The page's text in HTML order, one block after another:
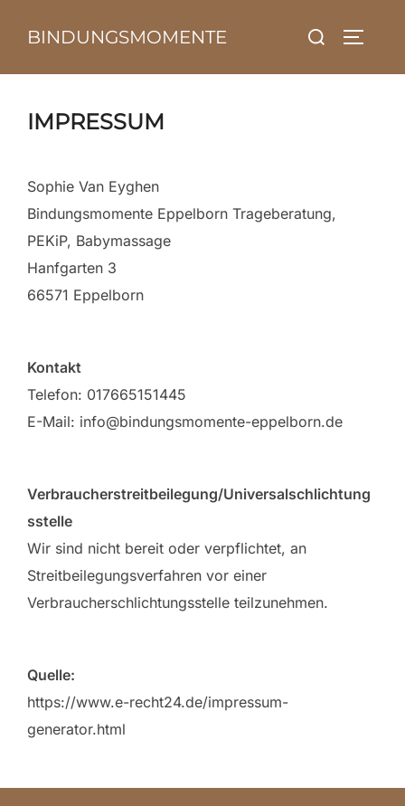
InhaltBINDUNGSMOMENTE
Suchen
IMPRESSUM
Sophie Van Eyghen
Bindungsmomente Eppelborn Trageberatung,
PEKiP, Babymassage
Hanfgarten 3
66571 Eppelborn
Kontakt
Telefon: 017665151445
E-Mail: info@bindungsmomente-eppelborn.de
Verbraucherstreitbeilegung/Universalschlichtung
sstelle
Wir sind nicht bereit oder verpflichtet, an
Streitbeilegungsverfahren vor einer
Verbraucherschlichtungsstelle teilzunehmen.
Quelle:
https://www.e-recht24.de/impressum-
generator.html